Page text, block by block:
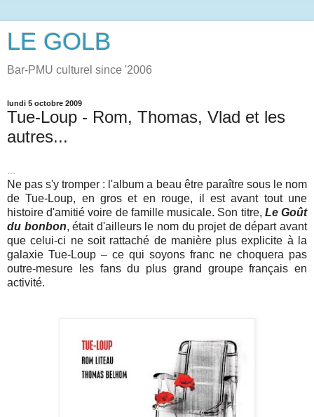
LE GOLB
Bar-PMU culturel since '2006
lundi 5 octobre 2009
Tue-Loup - Rom, Thomas, Vlad et les
autres...
...
Ne pas s'y tromper : l'album a beau être paraître sous le nom
de Tue-Loup, en gros et en rouge, il est avant tout une
histoire d'amitié voire de famille musicale. Son titre, Le Goût
du bonbon, était d'ailleurs le nom du projet de départ avant
que celui-ci ne soit rattaché de manière plus explicite à la
galaxie Tue-Loup – ce qui soyons franc ne choquera pas
outre-mesure les fans du plus grand groupe français en
activité.